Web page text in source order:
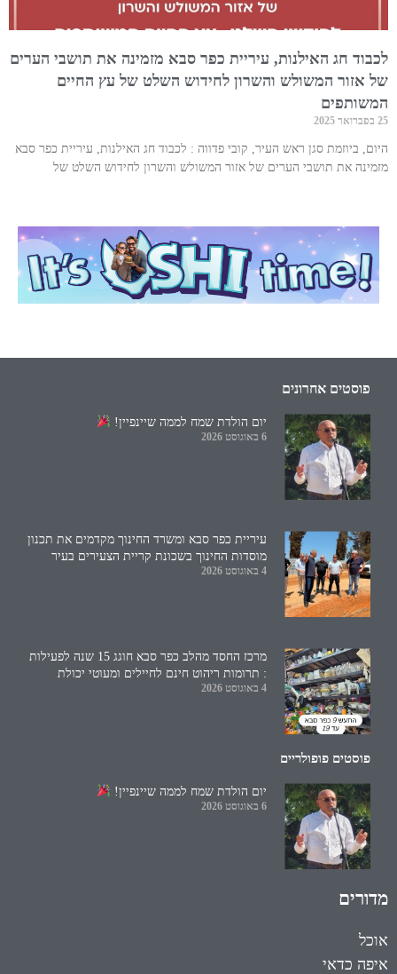
לכבוד חג האילנות, עיריית כפר סבא מזמינה את תושבי הערים
של אזור המשולש והשרון לחידוש השלט של עץ החיים
המשותפים
25 בפברואר 2025
היום, ביוזמת סגן ראש העיר, קובי פדווה : לכבוד חג האילנות, עיריית כפר סבא
מזמינה את תושבי הערים של אזור המשולש והשרון לחידוש השלט של
פוסטים אחרונים
יום הולדת שמח לממה שיינפיין!
6 באוגוסט 2026
עיריית כפר סבא ומשרד החינוך מקדמים את תכנון
מוסדות החינוך בשכונת קריית הצעירים בעיר
4 באוגוסט 2026
מרכז החסד מהלב כפר סבא חוגג 15 שנה לפעילות
: תרומות ריהוט חינם לחיילים ומעוטי יכולת
4 באוגוסט 2026
פוסטים פופולריים
יום הולדת שמח לממה שיינפיין!
6 באוגוסט 2026
מדורים
אוכל
איפה כדאי